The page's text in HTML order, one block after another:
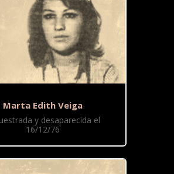
Marta Edith Veiga
y desaparecida el
16/12/76